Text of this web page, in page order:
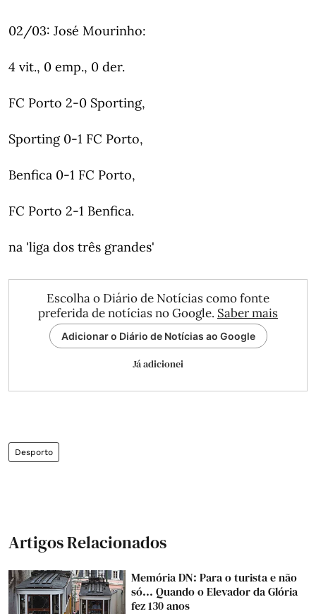
02/03: José Mourinho:
4 vit., 0 emp., 0 der.
FC Porto 2-0 Sporting,
Sporting 0-1 FC Porto,
Benfica 0-1 FC Porto,
FC Porto 2-1 Benfica.
na 'liga dos três grandes'
Escolha o Diário de Notícias como fonte
preferida de notícias no Google. Saber mais
Adicionar o Diário de Notícias ao Google
Já adicionei
Desporto
Artigos Relacionados
Memória DN: Para o turista e não
só... Quando o Elevador da Glória
fez 130 anos